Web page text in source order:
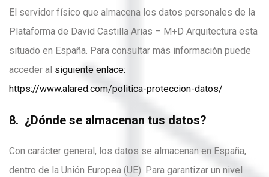
El servidor físico que almacena los datos personales de la
Plataforma de David Castilla Arias – M+D Arquitectura esta
situado en España. Para consultar más información puede
acceder al siguiente enlace:
https://www.alared.com/politica-proteccion-datos/
8. ¿Dónde se almacenan tus datos?
Con carácter general, los datos se almacenan en España,
dentro de la Unión Europea (UE). Para garantizar un nivel